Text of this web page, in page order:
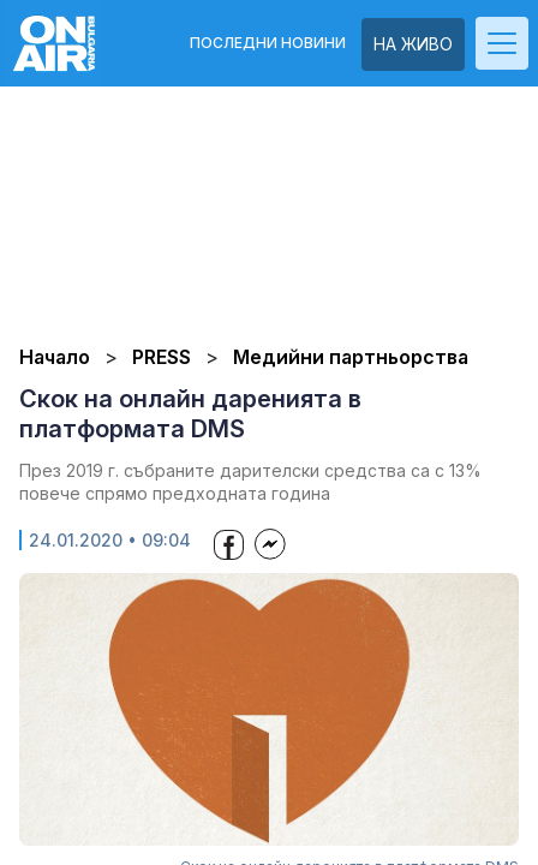
НА ЖИВО
ПОСЛЕДНИ НОВИНИ
Начало PRESS Медийни партньорства
Скок на онлайн даренията в
платформата DMS
През 2019 г. събраните дарителски средства са с 13%
повече спрямо предходната година
24.01.2020 • 09:04